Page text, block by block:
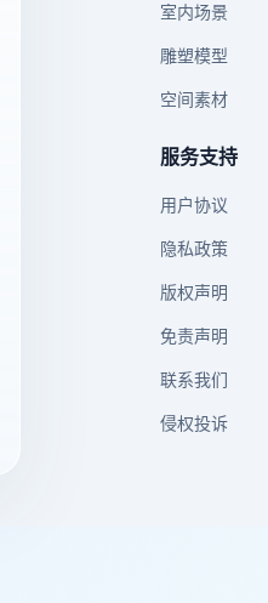
室内场景
雕塑模型
空间素材
服务支持
用户协议
隐私政策
版权声明
免责声明
联系我们
侵权投诉